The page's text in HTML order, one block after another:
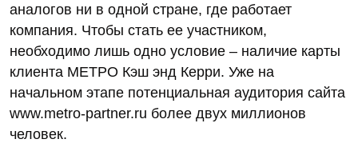
аналогов ни в одной стране, где работает
компания. Чтобы стать ее участником,
необходимо лишь одно условие – наличие карты
клиента МЕТРО Кэш энд Керри. Уже на
начальном этапе потенциальная аудитория сайта
www.metro-partner.ru более двух миллионов
человек.